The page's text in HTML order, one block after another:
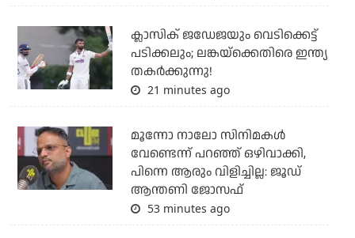
ക്ലാസിക് ജഡേജയും വെടിക്കെട്ട്
പടിക്കലും; ലങ്കയ്‌ക്കെതിരെ ഇന്ത്യ
തകര്‍ക്കുന്നു!
21 minutes ago
മൂന്നോ നാലോ സിനിമകൾ
വേണ്ടെന്ന് പറഞ്ഞ് ഒഴിവാക്കി,
പിന്നെ ആരും വിളിച്ചില്ല: ജൂഡ്
ആന്തണി ജോസഫ്
53 minutes ago